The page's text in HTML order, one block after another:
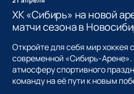
ХК «Сибирь» на новой
матчи сезона в
Откройте для себя мир хоккея
современной «Сибирь-Арене».
атмосферу спортивного
команду на её пути к новым